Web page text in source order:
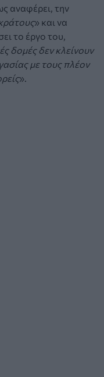
αναφέρει, την
» και να
το έργο του,
δομές δεν κλείνουν
με τους πλέον
».